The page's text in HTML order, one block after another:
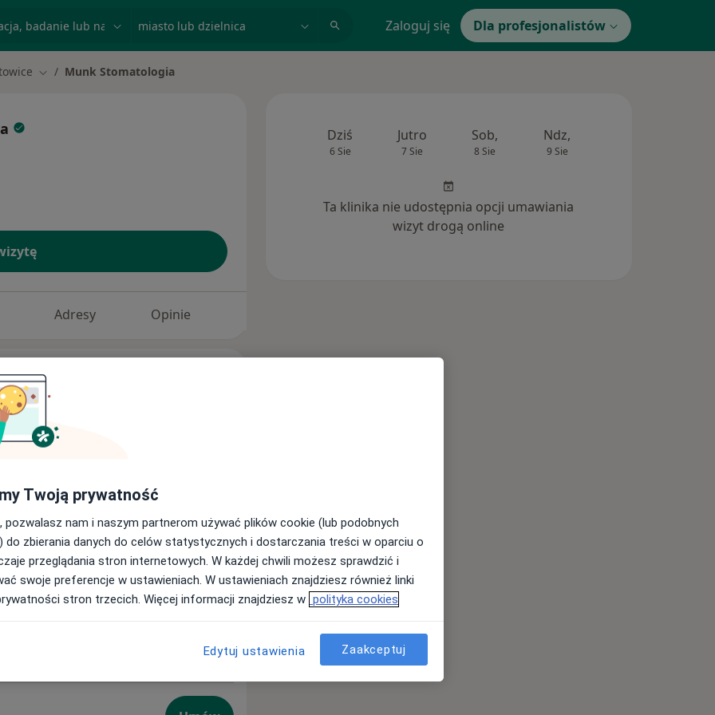
Zaloguj się Dla profesjonalistów
Zmień miasto
Munk Stomatologia
Adresy Opinie
w Katowicach, które
i stomatologii
kompetentni fachowcy,
takich jak: implantologia,
periodontologia, ortodoncja i
żuchwowy
Dziś
6 Sie
Jutro
7 Sie
Sob,
8 Sie
Ndz,
9 Sie
Ta klinika nie udostępnia opcji umawiania
wizyt drogą online
Twoją prywatność
pozwalasz nam i naszym partnerom używać plików cookie (lub podobnych
do zbierania danych do celów statystycznych i dostarczania treści w oparciu o
przeglądania stron internetowych. W każdej chwili możesz sprawdzić i
swoje preferencje w ustawieniach. W ustawieniach znajdziesz również linki
stron trzecich. Więcej informacji znajdziesz w polityka cookies
Edytuj ustawienia Zaakceptuj